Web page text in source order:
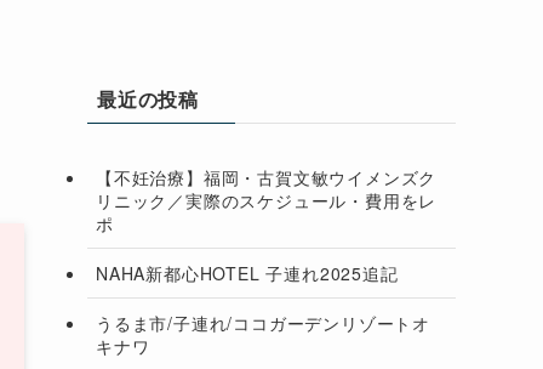
最近の投稿
【不妊治療】福岡・古賀文敏ウイメンズク
リニック／実際のスケジュール・費用をレ
ポ
NAHA新都心HOTEL 子連れ2025追記
うるま市/子連れ/ココガーデンリゾートオ
キナワ